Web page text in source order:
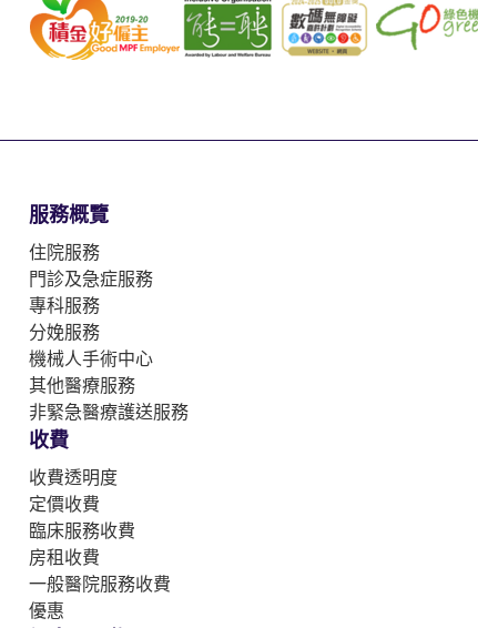
服務概覽
住院服務
門診及急症服務
專科服務
分娩服務
機械人手術中心
其他醫療服務
非緊急醫療護送服務
收費
收費透明度
定價收費
臨床服務收費
房租收費
一般醫院服務收費
優惠